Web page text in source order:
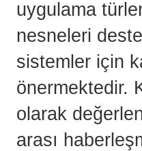
uygulama
nesneleri
sistemler için
önermektedir.
olarak
arası